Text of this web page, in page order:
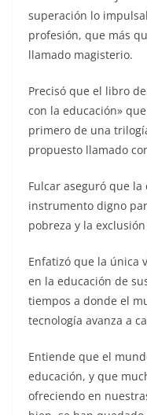
superación lo
profesión, que más
llamado magisterio.
Precisó que el libro
con la educación»
primero de una
propuesto llamado
Fulcar aseguró que
instrumento digno
pobreza y la
Enfatizó que la única
en la educación de
tiempos a donde el
tecnología avanza a
Entiende que el
educación, y que
ofreciendo en